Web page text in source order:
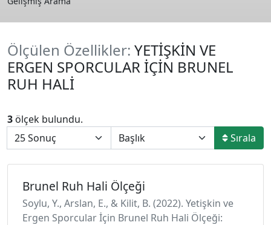
Ölçülen Özellikler: YETİŞKİN VE
ERGEN SPORCULAR İÇİN BRUNEL
RUH HALİ
3 ölçek bulundu.
Sırala
Brunel Ruh Hali Ölçeği
Soylu, Y., Arslan, E., & Kilit, B. (2022). Yetişkin ve
Ergen Sporcular İçin Brunel Ruh Hali Ölçeği: